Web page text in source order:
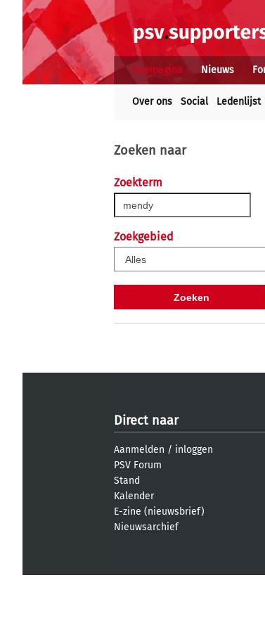
Voorpagina Nieuws
Over ons Social Ledenlijst
Zoeken naar
Zoekterm
Zoekgebied
Direct naar
Aanmelden / inloggen
PSV Forum
Stand
Kalender
E-zine (nieuwsbrief)
Nieuwsarchief